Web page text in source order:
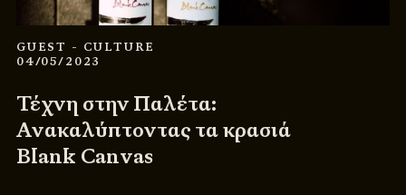
GUEST - CULTURE
04/05/2023
Τέχνη στην Παλέτα:
Ανακαλύπτοντας τα κρασιά
Blank Canvas